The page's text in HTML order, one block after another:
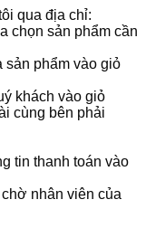
qua địa chỉ:
chọn sản phẩm cần
sản phẩm vào giỏ
khách vào giỏ
cùng bên phải
tin thanh toán vào
nhân viên của